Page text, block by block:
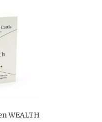
WEALTH